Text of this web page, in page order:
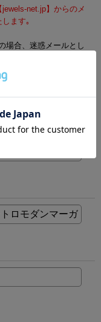
net.jp】からのメ
ます｡
場合、迷惑メールとし